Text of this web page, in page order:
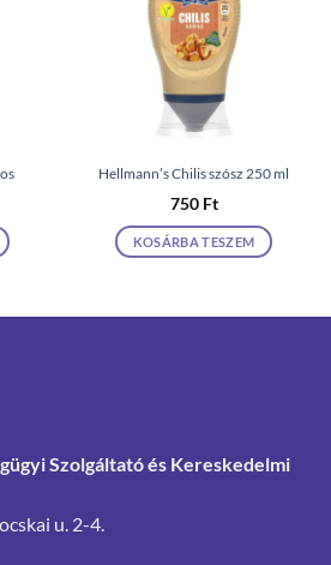
Hellmann’s Chilis szósz 250 ml
750 Ft
KOSÁRBA TESZEM
Szolgáltató és Kereskedelmi
u. 2-4.